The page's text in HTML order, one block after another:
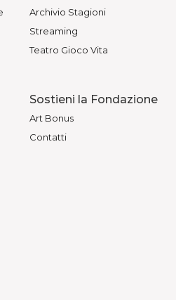
Archivio Stagioni
Streaming
Teatro Gioco Vita
Sostieni la Fondazione
Art Bonus
Contatti